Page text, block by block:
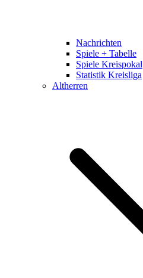
Nachrichten
Spiele + Tabelle
Spiele Kreispokal
Statistik Kreisliga
Altherren